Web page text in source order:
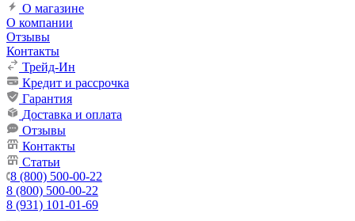
О магазине
О компании
Отзывы
Контакты
Трейд-Ин
Кредит и рассрочка
Гарантия
Доставка и оплата
Отзывы
Контакты
Статьи
8 (800) 500-00-22
8 (800) 500-00-22
8 (931) 101-01-69